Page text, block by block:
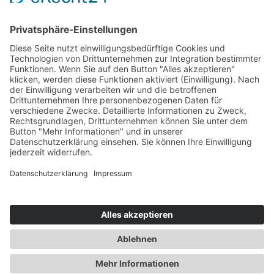
Limousinen Service an Ihrem Wohnort abholt und zum Flughafen
fährt. Angekommen in Australien oder Neuseeland werden Sie von
unserem Chauffeur am Flughafen erwartet und dieser bringt Sie zu
Ihrer gebuchten Unterkunft.
dreamaroo
ANONYM REISEN MIT ODER OHNE
SECURITY
vertrauten auf unseren sehr diskreten und professionellen Service.
Wir bieten Ihnen langjährige Erfahrung im Planen von VIP Reisen
nach Australien und Neuseeland. Gerade weil Sie sehr bekannt sind,
ist es nicht immer einfach, anonym zu verreisen. DreamAroo macht
dies für Sie möglich!
DE